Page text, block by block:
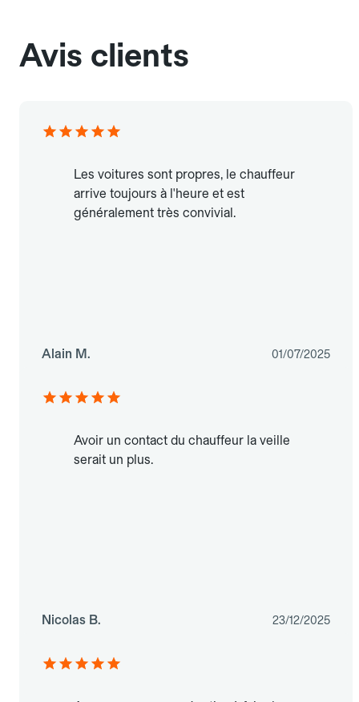
Avis clients
Les voitures sont propres, le chauffeur
arrive toujours à l'heure et est
généralement très convivial.
Alain M. 01/07/2025
Avoir un contact du chauffeur la veille
serait un plus.
Nicolas B. 23/12/2025